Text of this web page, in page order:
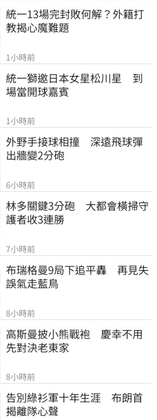
統一13場完封敗何解？外籍打
教揭心魔難題
1小時前
統一獅邀日本女星松川星　到
場當開球嘉賓
1小時前
外野手接球相撞　深遠飛球彈
出牆變2分砲
6小時前
林多關鍵3分砲　大都會橫掃守
護者收3連勝
7小時前
布瑞格曼9局下追平轟　再見失
誤氣走藍鳥
8小時前
高斯曼披小熊戰袍　慶幸不用
先對決老東家
8小時前
告別綠衫軍十年生涯　布朗首
揭離隊心聲